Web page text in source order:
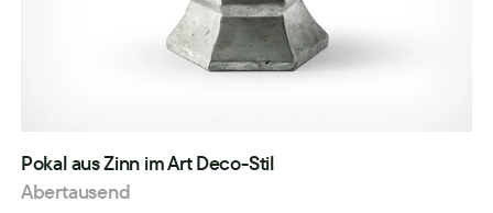
Pokal aus Zinn im Art Deco-Stil
Abertausend